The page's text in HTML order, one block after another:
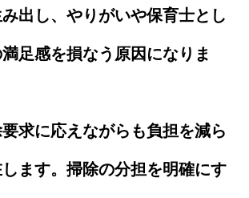
出し、やりがいや保育士とし
足感を損なう原因になりま
求に応えながらも負担を減ら
ます。掃除の分担を明確にす